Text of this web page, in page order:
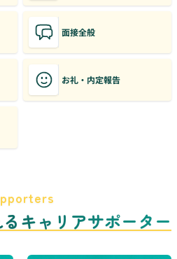
面接全般
お礼・内定報告
キャリアサポーター